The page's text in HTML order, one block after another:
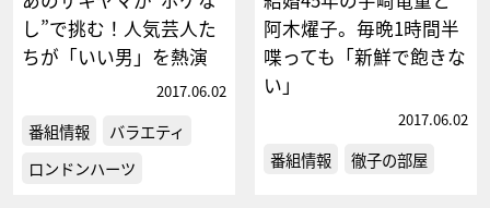
し”で挑む！人気芸人た
ちが「いい男」を熱演
2017.06.02
番組情報
バラエティ
ロンドンハーツ
阿木燿子。毎晩1時間半
喋っても「新鮮で飽きな
い」
2017.06.02
番組情報 徹子の部屋